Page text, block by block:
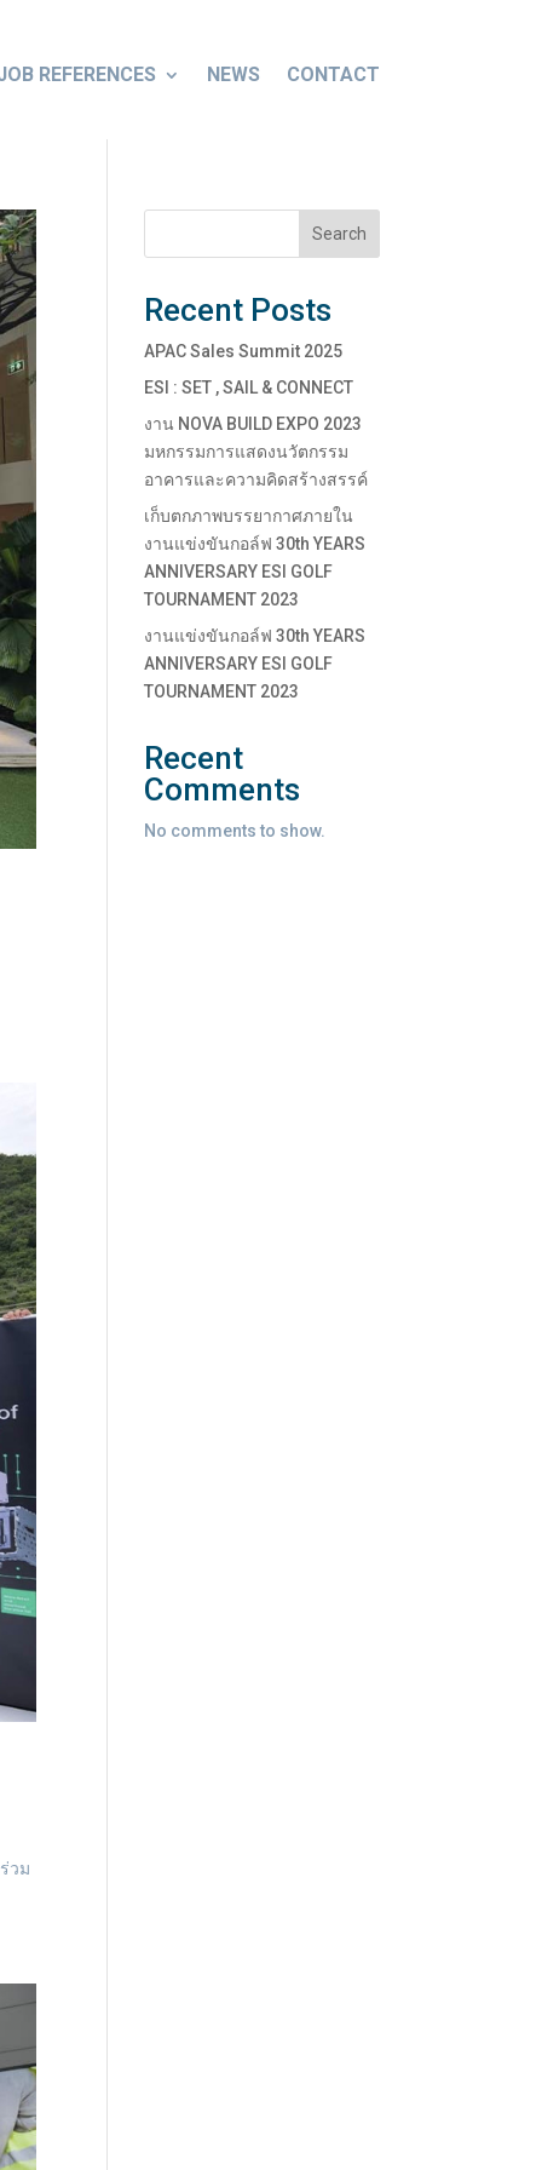
REFERENCES NEWS CONTACT
วม
Search
Recent Posts
APAC Sales Summit 2025
ESI : SET , SAIL & CONNECT
งาน NOVA BUILD EXPO 2023
มหกรรมการแสดงนวัตกรรม
อาคารและความคิดสร้างสรรค์
เก็บตกภาพบรรยากาศภายใน
งานแข่งขันกอล์ฟ 30th YEARS
ANNIVERSARY ESI GOLF
TOURNAMENT 2023
งานแข่งขันกอล์ฟ 30th YEARS
ANNIVERSARY ESI GOLF
TOURNAMENT 2023
Recent
Comments
No comments to show.